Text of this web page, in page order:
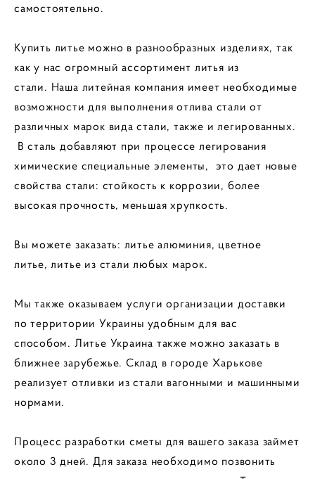
самостоятельно.
Купить литье можно в разнообразных изделиях, так
как у нас огромный ассортимент литья из
стали. Наша литейная компания имеет необходимые
возможности для выполнения отлива стали от
различных марок вида стали, также и легированных.
В сталь добавляют при процессе легирования
химические специальные элементы, это дает новые
свойства стали: стойкость к коррозии, более
высокая прочность, меньшая хрупкость.
Вы можете заказать: литье алюминия, цветное
литье, литье из стали любых марок.
Мы также оказываем услуги организации доставки
по территории Украины удобным для вас
способом. Литье Украина также можно заказать в
ближнее зарубежье. Склад в городе Харькове
реализует отливки из стали вагонными и машинными
нормами.
Процесс разработки сметы для вашего заказа займет
около 3 дней. Для заказа необходимо позвонить